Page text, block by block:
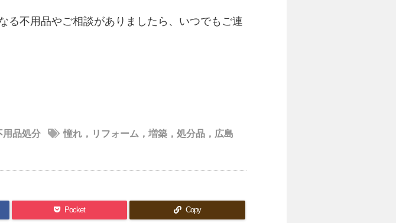
る不用品やご相談がありましたら、いつでもご連
用品処分 憧れ，リフォーム，増築，処分品，広島
Pocket Copy